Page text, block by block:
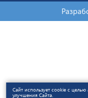
Сайт использует cookie с целью
улучшения Сайта.